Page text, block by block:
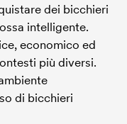
dei bicchieri
intelligente.
economico ed
più diversi.
di bicchieri